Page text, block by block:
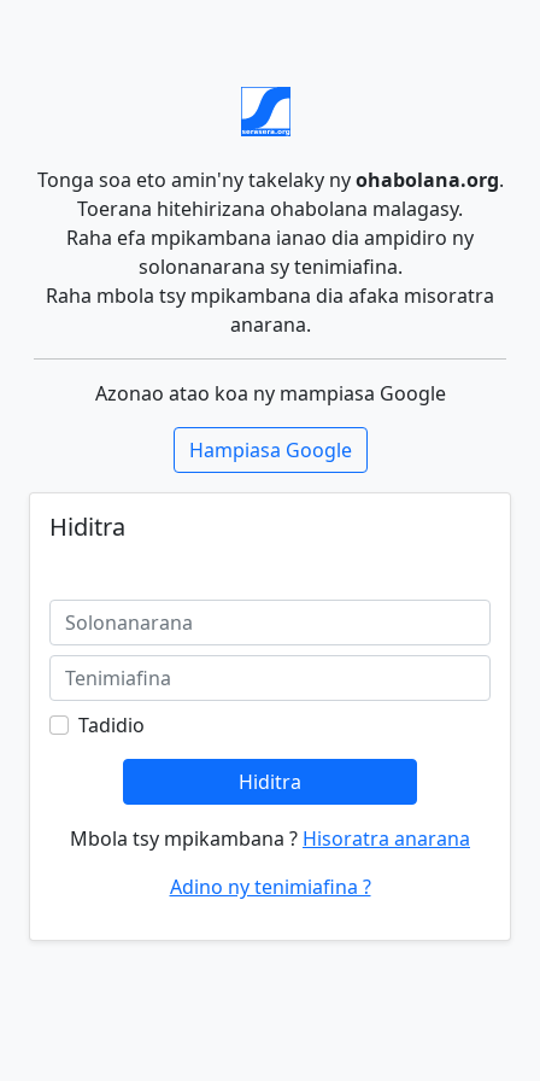
Tonga soa eto amin'ny takelaky nyohabolana.org.
Toerana hitehirizana ohabolana malagasy.
Raha efa mpikambana ianao dia ampidiro ny
solonanarana sy tenimiafina.
Raha mbola tsy mpikambana dia afaka misoratra
anarana.
Azonao atao koa ny mampiasa Google
Hampiasa Google
Hiditra
Tadidio
Hiditra
Mbola tsy mpikambana ? Hisoratra anarana
Adino ny tenimiafina ?